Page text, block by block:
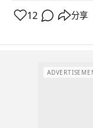
12 分享